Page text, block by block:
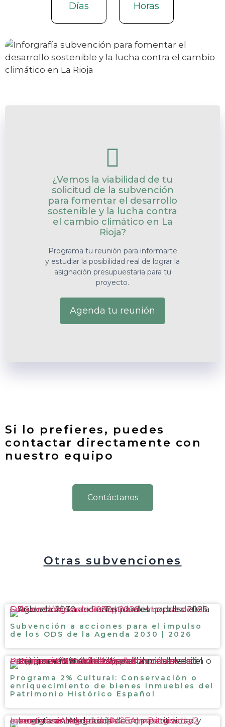
Días Horas
¿Vemos la viabilidad de tu
solicitud de la subvención
para fomentar el desarrollo
sostenible y la lucha contra
el cambio climático en La
Rioja?
Programa tu reunión para informarte
y estudiar la posibilidad real de lograr la
asignación presupuestaria para tu
proyecto.
Agenda tu reunión
Si lo prefieres, puedes
contactar directamente con
nuestro equipo
Contáctanos
Otras subvenciones
Subvención a acciones para el impulso de los ODS de la Agenda 2030 | 2026
Subvención a acciones para el impulso
de los ODS de la Agenda 2030 | 2026
Programa 2% Cultural: Conservación o enriquecimiento de bienes inmuebles del Patrimonio Histórico Español
Programa 2% Cultural: Conservación o
enriquecimiento de bienes inmuebles del
Patrimonio Histórico Español
Incentivos integrados de competitividad y energía en Andalucía (INCEA) – Programa 2